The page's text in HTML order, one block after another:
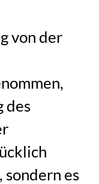
von der
des
sondern es